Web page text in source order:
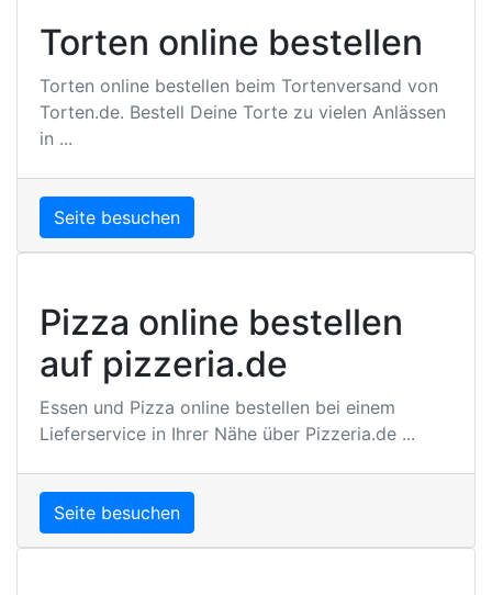
Torten online bestellen
Torten online bestellen beim Tortenversand von
Torten.de. Bestell Deine Torte zu vielen Anlässen
in ...
Seite besuchen
Pizza online bestellen
auf pizzeria.de
Essen und Pizza online bestellen bei einem
Lieferservice in Ihrer Nähe über Pizzeria.de ...
Seite besuchen